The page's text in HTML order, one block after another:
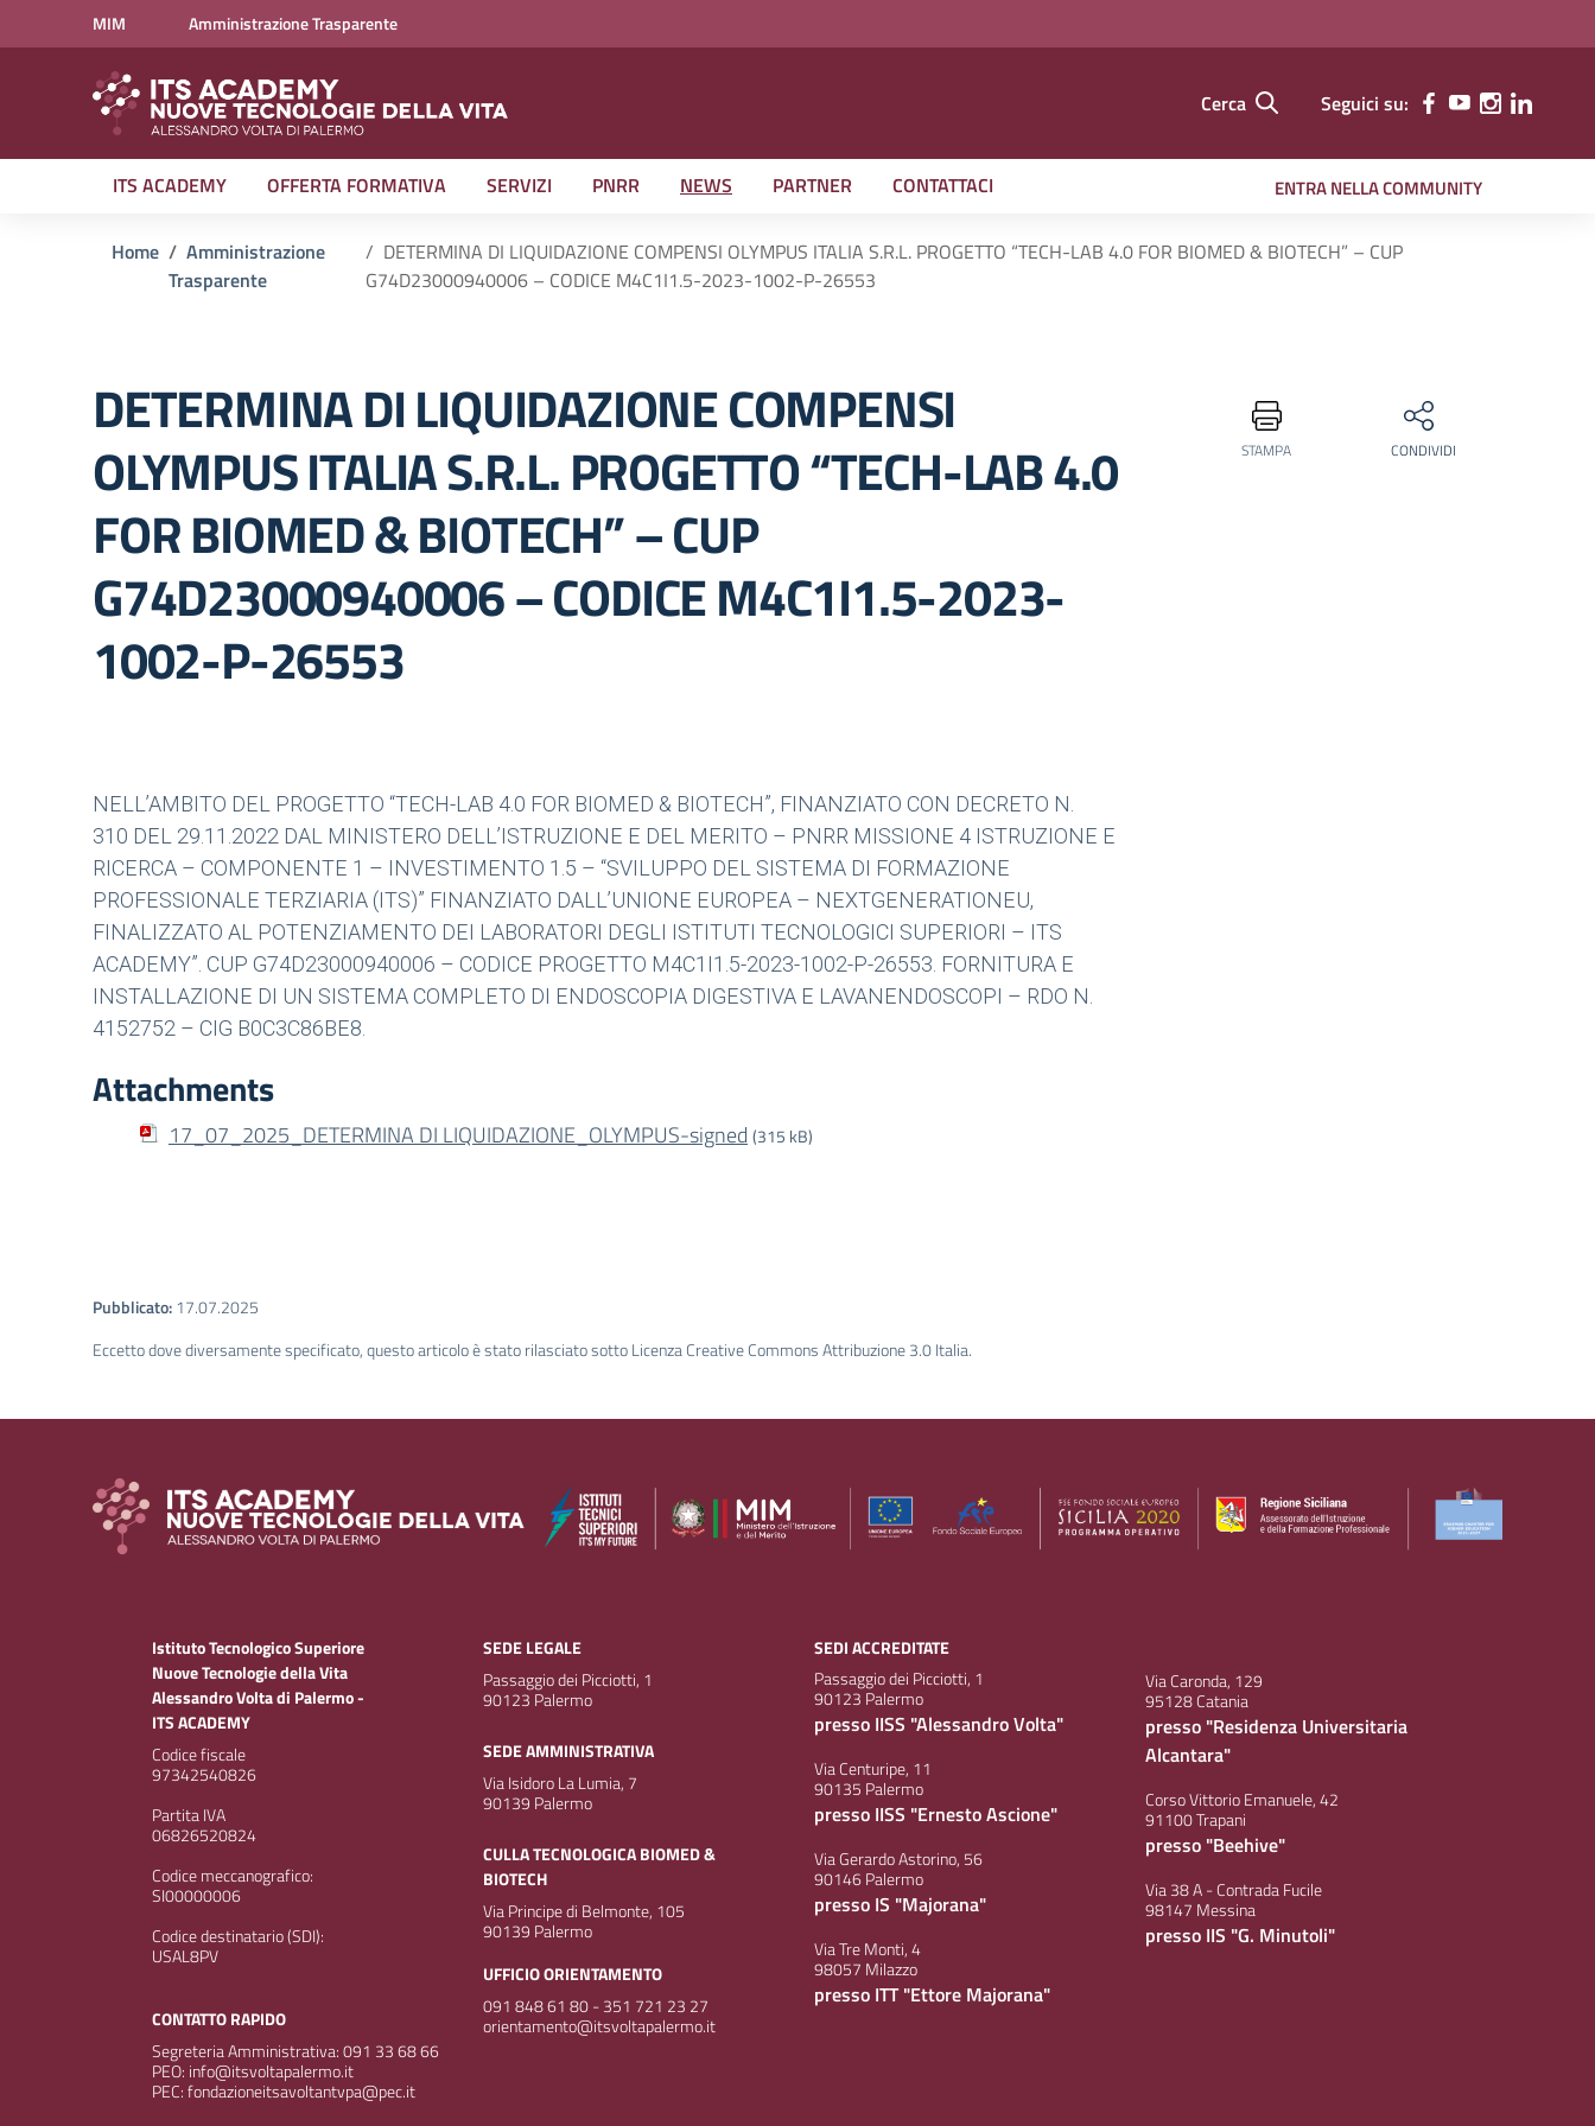
Vai ai contenuti
Vai al menu di navigazione
MIM Amministrazione Trasparente
Cerca Seguici su:
ITS ACADEMY OFFERTA FORMATIVA SERVIZI PNRR NEWS PARTNER CONTATTACI ENTRA NELLA COMMUNITY
Home
Amministrazione
Trasparente
DETERMINA DI LIQUIDAZIONE COMPENSI OLYMPUS ITALIA S.R.L. PROGETTO “TECH-LAB 4.0 FOR BIOMED & BIOTECH” – CUP
G74D23000940006 – CODICE M4C1I1.5-2023-1002-P-26553
DETERMINA DI LIQUIDAZIONE COMPENSI
OLYMPUS ITALIA S.R.L. PROGETTO “TECH-LAB 4.0
FOR BIOMED & BIOTECH” – CUP
G74D23000940006 – CODICE M4C1I1.5-2023-
1002-P-26553
STAMPA CONDIVIDI
NELL’AMBITO DEL PROGETTO “TECH-LAB 4.0 FOR BIOMED & BIOTECH”, FINANZIATO CON DECRETO N.
310 DEL 29.11.2022 DAL MINISTERO DELL’ISTRUZIONE E DEL MERITO – PNRR MISSIONE 4 ISTRUZIONE E
RICERCA – COMPONENTE 1 – INVESTIMENTO 1.5 – “SVILUPPO DEL SISTEMA DI FORMAZIONE
PROFESSIONALE TERZIARIA (ITS)” FINANZIATO DALL’UNIONE EUROPEA – NEXTGENERATIONEU,
FINALIZZATO AL POTENZIAMENTO DEI LABORATORI DEGLI ISTITUTI TECNOLOGICI SUPERIORI – ITS
ACADEMY”. CUP G74D23000940006 – CODICE PROGETTO M4C1I1.5-2023-1002-P-26553. FORNITURA E
INSTALLAZIONE DI UN SISTEMA COMPLETO DI ENDOSCOPIA DIGESTIVA E LAVANENDOSCOPI – RDO N.
4152752 – CIG B0C3C86BE8.
Attachments
17_07_2025_DETERMINA DI LIQUIDAZIONE_OLYMPUS-signed (315 kB)
Pubblicato:17.07.2025
Eccetto dove diversamente specificato, questo articolo è stato rilasciato sotto Licenza Creative Commons Attribuzione 3.0 Italia.
Istituto Tecnologico Superiore
Nuove Tecnologie della Vita
Alessandro Volta di Palermo -
ITS ACADEMY
Codice fiscale
97342540826
Partita IVA
06826520824
Codice meccanografico:
SI00000006
Codice destinatario (SDI):
USAL8PV
CONTATTO RAPIDO
Segreteria Amministrativa: 091 33 68 66
PEO: info@itsvoltapalermo.it
PEC: fondazioneitsavoltantvpa@pec.it
SEDE LEGALE
Passaggio dei Picciotti, 1
90123 Palermo
SEDE AMMINISTRATIVA
Via Isidoro La Lumia, 7
90139 Palermo
CULLA TECNOLOGICA BIOMED &
BIOTECH
Via Principe di Belmonte, 105
90139 Palermo
UFFICIO ORIENTAMENTO
091 848 61 80 - 351 721 23 27
orientamento@itsvoltapalermo.it
SEDI ACCREDITATE
Passaggio dei Picciotti, 1
90123 Palermo
presso IISS "Alessandro Volta"
Via Centuripe, 11
90135 Palermo
presso IISS "Ernesto Ascione"
Via Gerardo Astorino, 56
90146 Palermo
presso IS "Majorana"
Via Tre Monti, 4
98057 Milazzo
presso ITT "Ettore Majorana"
Via Caronda, 129
95128 Catania
presso "Residenza Universitaria
Alcantara"
Corso Vittorio Emanuele, 42
91100 Trapani
presso "Beehive"
Via 38 A - Contrada Fucile
98147 Messina
presso IIS "G. Minutoli"